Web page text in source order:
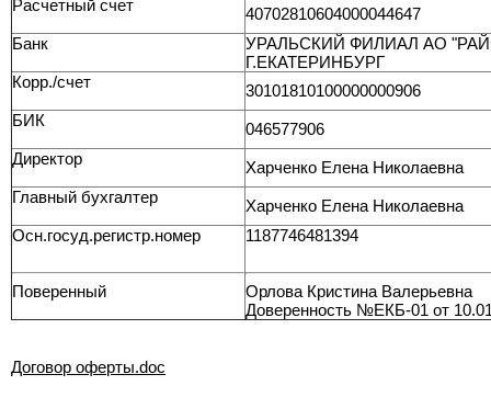
Расчетный счет
40702810604000044647
Банк
УРАЛЬСКИЙ ФИЛИАЛ АО
Г.ЕКАТЕРИНБУРГ
Корр./счет
30101810100000000906
БИК
046577906
Директор
Харченко Елена Николаевна
Главный бухгалтер
Харченко Елена Николаевна
Осн.госуд.регистр.номер
Поверенный
1187746481394
Орлова Кристина Валерьевна
Доверенность №ЕКБ-01 от
Договор оферты.doc